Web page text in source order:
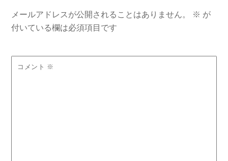
メールアドレスが公開されることはありません。 ※ が
付いている欄は必須項目です
コメント ※